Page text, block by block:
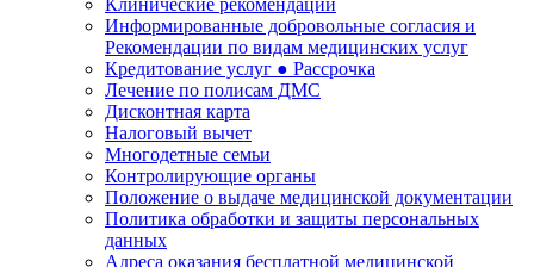
Клинические рекомендации
Информированные добровольные согласия и
Рекомендации по видам медицинских услуг
Кредитование услуг ● Рассрочка
Лечение по полисам ДМС
Дисконтная карта
Налоговый вычет
Многодетные семьи
Контролирующие органы
Положение о выдаче медицинской документации
Политика обработки и защиты персональных
данных
Адреса оказания бесплатной медицинской